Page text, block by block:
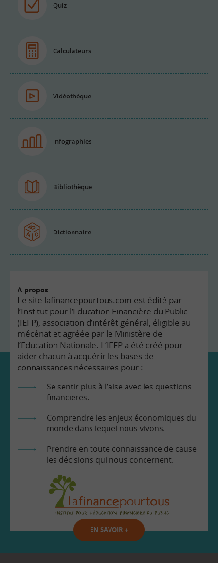
Quiz
Calculateurs
Vidéothèque
Infographies
Bibliothèque
Dictionnaire
À propos
Le site lafinancepourtous.com est édité par
l’Institut pour l’Education Financière du Public
(IEFP), association d’intérêt général, éligible au
mécénat et agréée par le Ministère de
l’Education Nationale. L’IEFP a été créé pour
aider chacun à acquérir les bases de
connaissances nécessaires pour :
Se sentir plus à l’aise avec les questions
financières.
Comprendre les enjeux économiques du
monde dans lequel nous vivons.
Prendre en toute connaissance de cause
les décisions qui nous concernent.
EN SAVOIR +